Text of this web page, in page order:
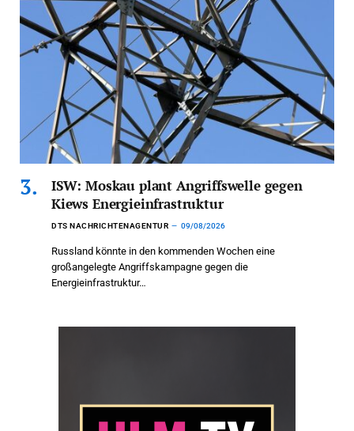
ISW: Moskau plant Angriffswelle gegen
Kiews Energieinfrastruktur
DTS NACHRICHTENAGENTUR 09/08/2026
Russland könnte in den kommenden Wochen eine
großangelegte Angriffskampagne gegen die
Energieinfrastruktur…